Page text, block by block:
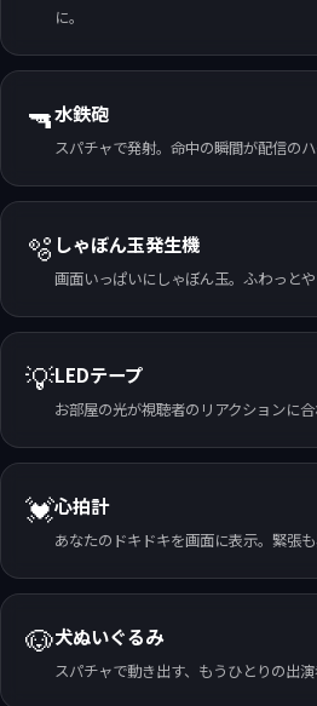
に。
🔫水鉄砲
スパチャで発射。命中の瞬間が配信のハ
🫧 しゃぼん玉発生機
画面いっぱいにしゃぼん玉。ふわっとや
💡LEDテープ
お部屋の光が視聴者のリアクションに合
💓心拍計
あなたのドキドキを画面に表示。緊張も
🐶犬ぬいぐるみ
スパチャで動き出す、もうひとりの出演